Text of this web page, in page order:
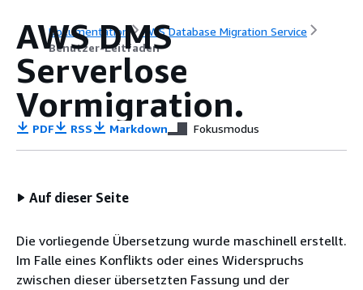
Dokumentation
AWS Database Migration Service
Benutzer-Leitfaden
AWS DMS
Serverlose
Vormigration.
PDF RSS Markdown Fokusmodus
Auf dieser Seite
Die vorliegende Übersetzung wurde maschinell erstellt.
Im Falle eines Konflikts oder eines Widerspruchs
zwischen dieser übersetzten Fassung und der